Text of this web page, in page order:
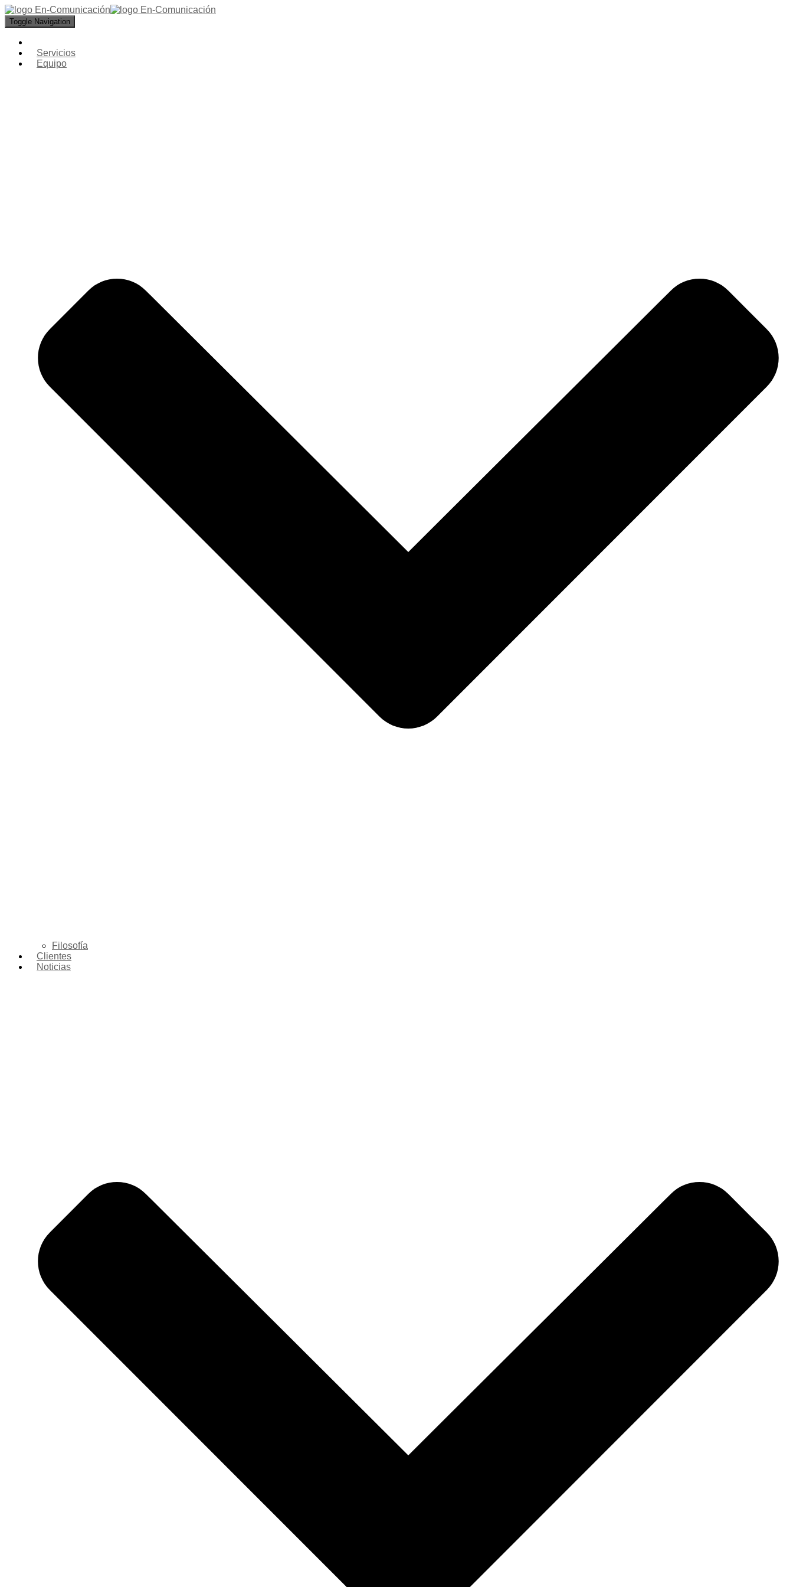
Toggle Navigation
Servicios
Equipo
Filosofía
Clientes
Noticias